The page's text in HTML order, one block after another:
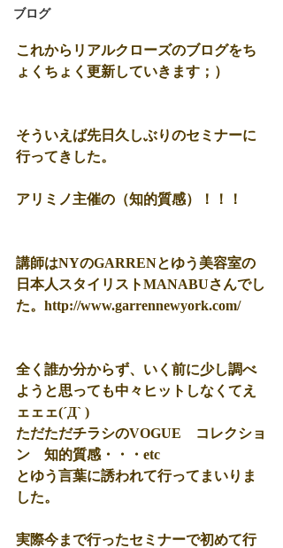
ブログ
これからリアルクローズのブログをち
ょくちょく更新していきます；）
そういえば先日久しぶりのセミナーに
行ってきした。
アリミノ主催の（知的質感）！！！
講師はNYのGARRENとゆう美容室の
日本人スタイリストMANABUさんでし
た。http://www.garrennewyork.com/
全く誰か分からず、いく前に少し調べ
ようと思っても中々ヒットしなくてえ
ェェェ(´Д` )
ただただチラシのVOGUE　コレクショ
ン　知的質感・・・etc
とゆう言葉に誘われて行ってまいりま
した。
実際今まで行ったセミナーで初めて行